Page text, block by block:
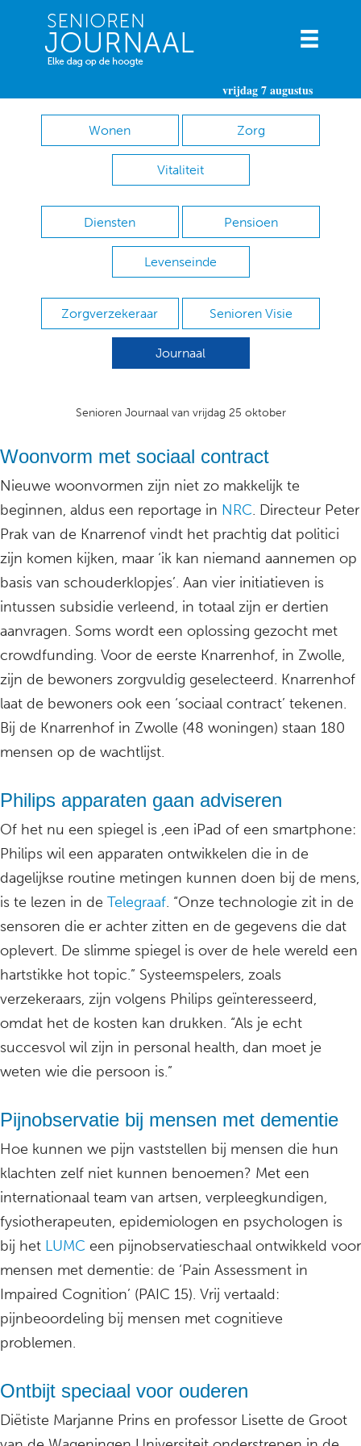
vrijdag 7 augustus
Wonen Zorg
Vitaliteit
Diensten Pensioen
Levenseinde
Zorgverzekeraar Senioren Visie
Journaal
Senioren Journaal van vrijdag 25 oktober
Woonvorm met sociaal contract
Nieuwe woonvormen zijn niet zo makkelijk te
beginnen, aldus een reportage in NRC. Directeur Peter
Prak van de Knarrenof vindt het prachtig dat politici
zijn komen kijken, maar ‘ik kan niemand aannemen op
basis van schouderklopjes’. Aan vier initiatieven is
intussen subsidie verleend, in totaal zijn er dertien
aanvragen. Soms wordt een oplossing gezocht met
crowdfunding. Voor de eerste Knarrenhof, in Zwolle,
zijn de bewoners zorgvuldig geselecteerd. Knarrenhof
laat de bewoners ook een ‘sociaal contract’ tekenen.
Bij de Knarrenhof in Zwolle (48 woningen) staan 180
mensen op de wachtlijst.
Philips apparaten gaan adviseren
Of het nu een spiegel is ,een iPad of een smartphone:
Philips wil een apparaten ontwikkelen die in de
dagelijkse routine metingen kunnen doen bij de mens,
is te lezen in de Telegraaf. “Onze technologie zit in de
sensoren die er achter zitten en de gegevens die dat
oplevert. De slimme spiegel is over de hele wereld een
hartstikke hot topic.” Systeemspelers, zoals
verzekeraars, zijn volgens Philips geïnteresseerd,
omdat het de kosten kan drukken. “Als je echt
succesvol wil zijn in personal health, dan moet je
weten wie die persoon is.”
Pijnobservatie bij mensen met dementie
Hoe kunnen we pijn vaststellen bij mensen die hun
klachten zelf niet kunnen benoemen? Met een
internationaal team van artsen, verpleegkundigen,
fysiotherapeuten, epidemiologen en psychologen is
bij het LUMC een pijnobservatieschaal ontwikkeld voor
mensen met dementie: de ‘Pain Assessment in
Impaired Cognition’ (PAIC 15). Vrij vertaald:
pijnbeoordeling bij mensen met cognitieve
problemen.
Ontbijt speciaal voor ouderen
Diëtiste Marjanne Prins en professor Lisette de Groot